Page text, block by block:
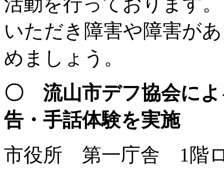
いただき障害や障害が
めましょう。
〇 流山市デフ協会によ
告・手話体験を実施
市役所 第一庁舎 1階ロ